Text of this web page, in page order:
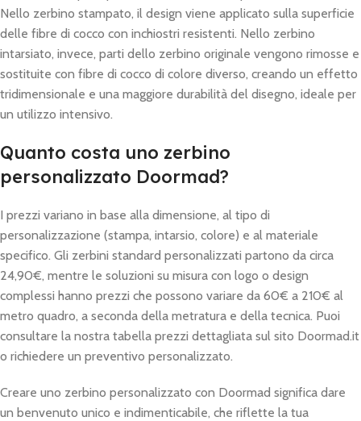
Nello zerbino stampato, il design viene applicato sulla superficie
delle fibre di cocco con inchiostri resistenti. Nello zerbino
intarsiato, invece, parti dello zerbino originale vengono rimosse e
sostituite con fibre di cocco di colore diverso, creando un effetto
tridimensionale e una maggiore durabilità del disegno, ideale per
un utilizzo intensivo.
Quanto costa uno zerbino
personalizzato Doormad?
I prezzi variano in base alla dimensione, al tipo di
personalizzazione (stampa, intarsio, colore) e al materiale
specifico. Gli zerbini standard personalizzati partono da circa
24,90€, mentre le soluzioni su misura con logo o design
complessi hanno prezzi che possono variare da 60€ a 210€ al
metro quadro, a seconda della metratura e della tecnica. Puoi
consultare la nostra tabella prezzi dettagliata sul sito Doormad.it
o richiedere un preventivo personalizzato.
Creare uno zerbino personalizzato con Doormad significa dare
un benvenuto unico e indimenticabile, che riflette la tua